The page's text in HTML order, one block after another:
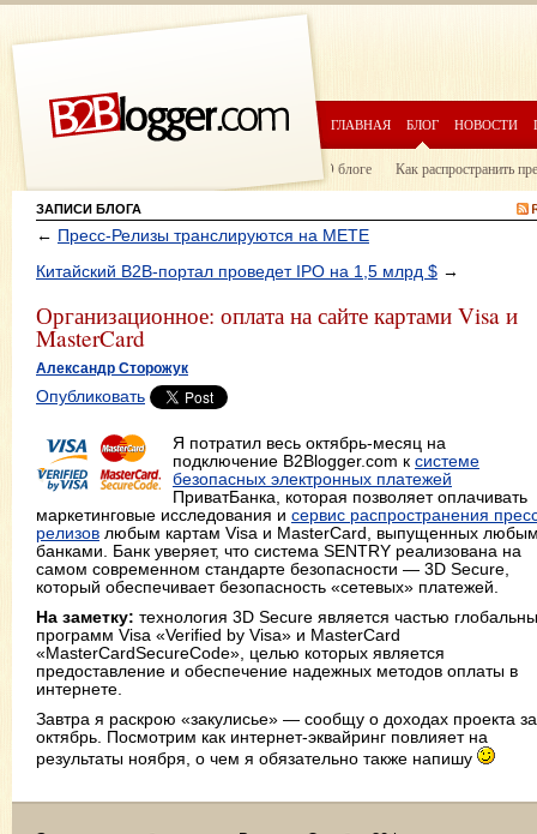
ГЛАВНАЯ БЛОГ НОВОСТИ
О блоге Как распространить
ЗАПИСИ БЛОГА
← Пресс-Релизы транслируются на МЕТЕ
Китайский B2B-портал проведет IPO на 1,5 млрд $ →
Организационное: оплата на сайте картами Visa и
MasterCard
Александр Сторожук
Опубликовать
Я потратил весь октябрь-месяц на
подключение B2Blogger.com к системе
безопасных электронных платежей
ПриватБанка, которая позволяет оплачивать
маркетинговые исследования и сервис распространения
релизов любым картам Visa и MasterCard, выпущенных
банками. Банк уверяет, что система SENTRY реализована на
самом современном стандарте безопасности — 3D Secure,
который обеспечивает безопасность «сетевых» платежей.
На заметку: технология 3D Secure является частью
программ Visa «Verified by Visa» и MasterCard
«MasterCardSecureCode», целью которых является
предоставление и обеспечение надежных методов оплаты в
интернете.
Завтра я раскрою «закулисье» — сообщу о доходах проекта за
октябрь. Посмотрим как интернет-эквайринг повлияет на
результаты ноября, о чем я обязательно также напишу